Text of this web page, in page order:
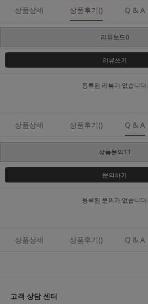
상품상세 상품후기() Q & A
리뷰보드0
리뷰쓰기
등록된 리뷰가 없습니다.
상품상세 상품후기() Q & A
상품문의13
문의하기
등록된 문의가 없습니다.
상품상세 상품후기() Q & A
고객 상담 센터